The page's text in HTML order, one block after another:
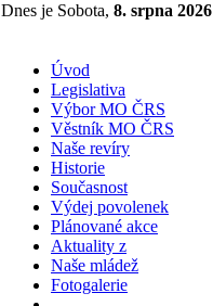
Dnes je Sobota, 8. srpna 2026
Úvod
Legislativa
Výbor MO ČRS
Věstník MO ČRS
Naše revíry
Historie
Současnost
Výdej povolenek
Plánované akce
Aktuality z
Naše mládež
Fotogalerie